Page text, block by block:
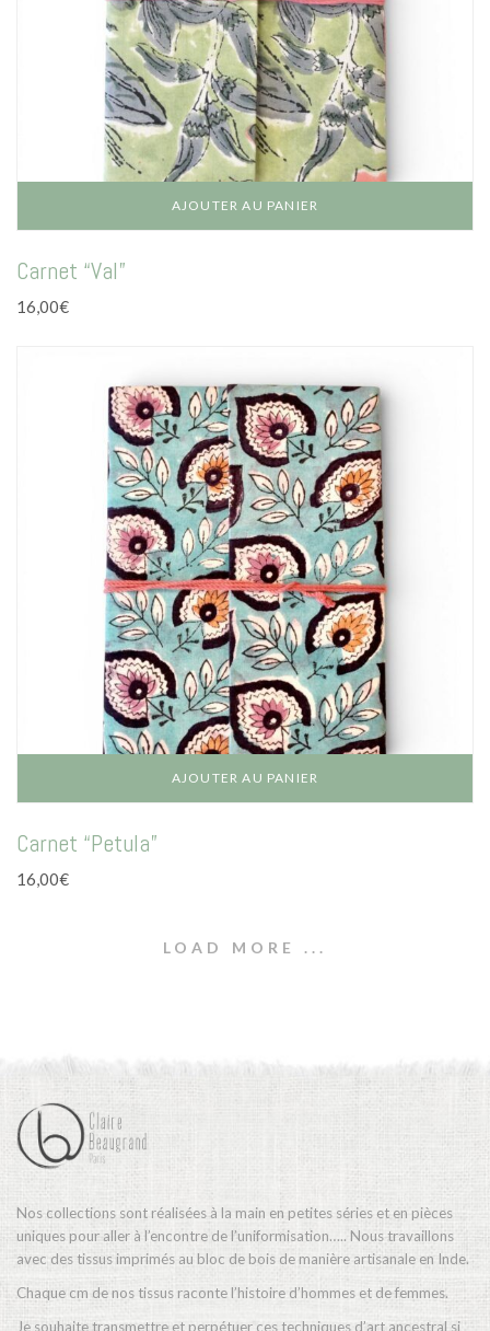
AJOUTER AU PANIER
Carnet “Val”
16,00€
AJOUTER AU PANIER
Carnet “Petula”
16,00€
LOAD MORE ...
Nos collections sont réalisées à la main en petites séries et en pièces
uniques pour aller à l’encontre de l’uniformisation….. Nous travaillons
avec des tissus imprimés au bloc de bois de manière artisanale en Inde.
Chaque cm de nos tissus raconte l’histoire d’hommes et de femmes.
Je souhaite transmettre et perpétuer ces techniques d’art ancestral si